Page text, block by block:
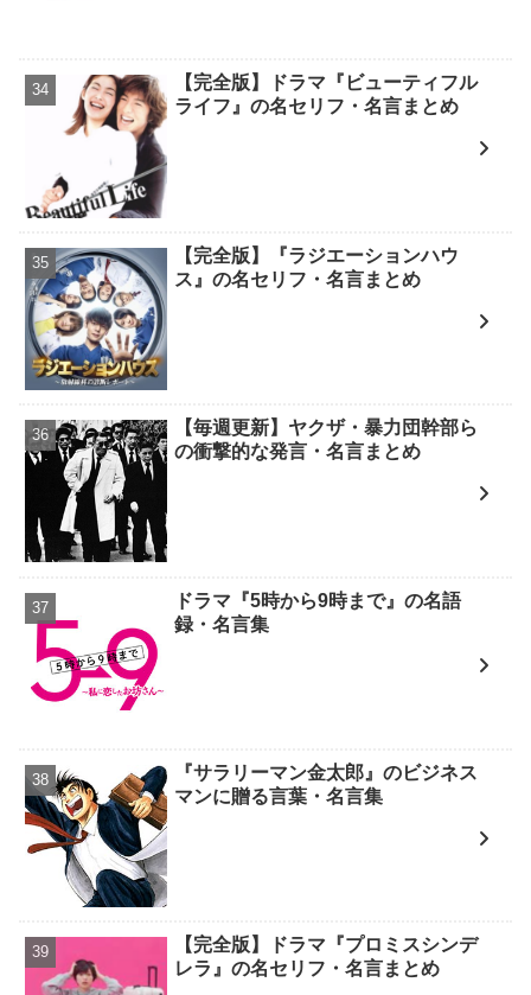
【完全版】ドラマ『ビューティフル
ライフ』の名セリフ・名言まとめ
【完全版】『ラジエーションハウ
ス』の名セリフ・名言まとめ
【毎週更新】ヤクザ・暴力団幹部ら
の衝撃的な発言・名言まとめ
ドラマ『5時から9時まで』の名語
録・名言集
『サラリーマン金太郎』のビジネス
マンに贈る言葉・名言集
【完全版】ドラマ『プロミスシンデ
レラ』の名セリフ・名言まとめ